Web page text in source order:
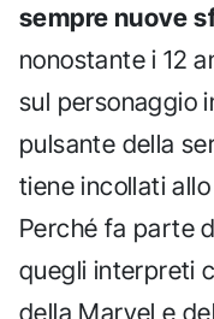
sempre nuove
nonostante i 12
sul personaggio
pulsante della
tiene incollati
Perché fa parte
quegli interpreti
della Marvel e